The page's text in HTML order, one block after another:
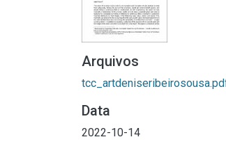
Arquivos
Data
2022-10-14